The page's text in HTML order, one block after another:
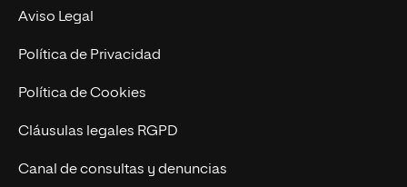
Experto Universitario
Postgrados
Cursos Universitarios
Nuestro Equipo
Trabaja en UNIR
Actualidad
UNIR Revista
Eventos
Aviso Legal
Política de Privacidad
Política de Cookies
Cláusulas legales RGPD
Canal de consultas y denuncias